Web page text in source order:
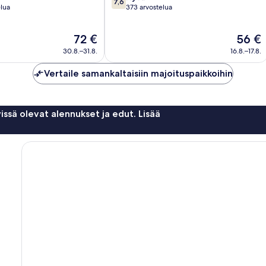
Hinta
on
72 €
30.8.–31.8.
kautta373 arvostelua
Hinta
on
56 €
16.8.–17.8.
Vertaile samankaltaisiin majoituspaikkoihin
olevat alennukset ja edut. Lisää